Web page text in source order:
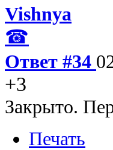
Vishnya
☎
Ответ #34
+3
Закрыто.
Печать